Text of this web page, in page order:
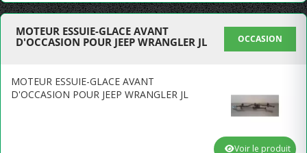
MOTEUR ESSUIE-GLACE AVANT
D'OCCASION POUR JEEP WRANGLER JL
OCCASION
MOTEUR ESSUIE-GLACE AVANT
D'OCCASION POUR JEEP WRANGLER JL
Voir le produit